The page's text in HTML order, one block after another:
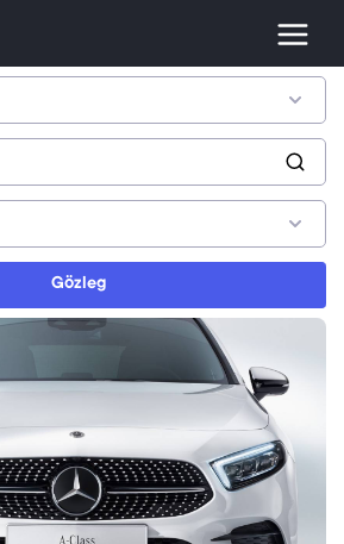
Gözleg